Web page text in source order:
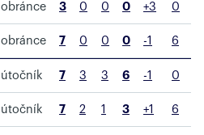
obránce 3 0 0 0 +3 0
obránce 7 0 0 0 -1 6
útočník 7 3 3 6 -1 0
útočník 7 2 1 3 +1 6